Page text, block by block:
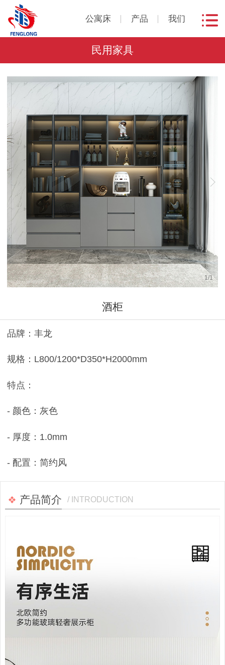
公寓床 产品 我们
民用家具
1/1
酒柜
品牌：丰龙
规格：L800/1200*D350*H2000mm
特点：
- 颜色：灰色
- 厚度：1.0mm
- 配置：简约风
产品简介 / INTRODUCTION